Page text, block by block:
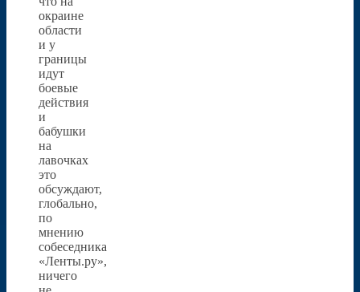
окраине
области
и у
границы
идут
боевые
действия
и
бабушки
на
лавочках
это
обсуждают,
глобально,
по
мнению
собеседника
«Ленты.ру»,
ничего